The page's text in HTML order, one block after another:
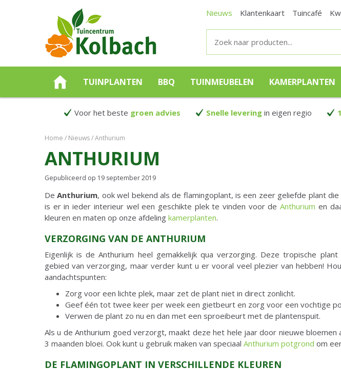
Home Nieuws Anthurium
Nieuws Klantenkaart Tuincafé
TUINPLANTEN BBQ TUINMEUBELEN KAMERPLANTEN
Voor het beste groen advies Snelle leveringin eigen regio
ANTHURIUM
Gepubliceerd op 19 september 2019
DeAnthurium, ook wel bekend als de flamingoplant, is een zeer geliefde plant
is er in ieder interieur wel een geschikte plek te vinden voor deAnthurium en
kleuren en maten op onze afdeling kamerplanten.
VERZORGING VAN DE ANTHURIUM
Eigenlijk is de Anthurium heel gemakkelijk qua verzorging. Deze tropische
gebied van verzorging, maar verder kunt u er vooral veel plezier van hebben!
aandachtspunten:
Zorg voor een lichte plek, maar zet de plant niet in direct zonlicht.
Geef één tot twee keer per week een gietbeurt en zorg voor een vochtige
Verwen de plant zo nu en dan met een sproeibeurt met de plantenspuit.
Als u de Anthurium goed verzorgt, maakt deze het hele jaar door nieuwe
3 maanden bloei. Ook kunt u gebruik maken van speciaal Anthurium potgrond om
DE FLAMINGOPLANT IN VERSCHILLENDE KLEUREN